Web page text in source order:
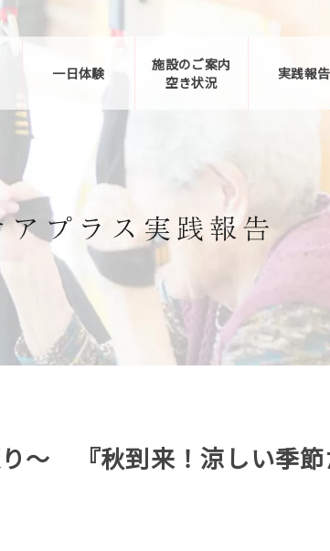
一日体験
施設のご案内
空き状況
実践報告
～ 『秋到来！涼しい季節